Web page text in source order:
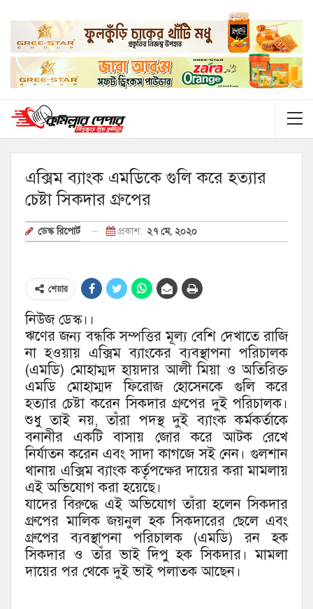
এক্সিম ব্যাংক এমডিকে গুলি করে হত্যার
চেষ্টা সিকদার গ্রুপের
ডেস্ক রিপোর্ট প্রকাশ: ২৭ মে, ২০২০
শেয়ার
নিউজ ডেস্ক।।
ঋণের জন্য বন্ধকি সম্পত্তির মূল্য বেশি দেখাতে রাজি
না হওয়ায় এক্সিম ব্যাংকের ব্যবস্থাপনা পরিচালক
(এমডি) মোহাম্মদ হায়দার আলী মিয়া ও অতিরিক্ত
এমডি মোহাম্মদ ফিরোজ হোসেনকে গুলি করে
হত্যার চেষ্টা করেন সিকদার গ্রুপের দুই পরিচালক।
শুধু তাই নয়, তাঁরা পদস্থ দুই ব্যাংক কর্মকর্তাকে
বনানীর একটি বাসায় জোর করে আটক রেখে
নির্যাতন করেন এবং সাদা কাগজে সই নেন। গুলশান
থানায় এক্সিম ব্যাংক কর্তৃপক্ষের দায়ের করা মামলায়
এই অভিযোগ করা হয়েছে।
যাদের বিরুদ্ধে এই অভিযোগ তাঁরা হলেন সিকদার
গ্রুপের মালিক জয়নুল হক সিকদারের ছেলে এবং
গ্রুপের ব্যবস্থাপনা পরিচালক (এমডি) রন হক
সিকদার ও তাঁর ভাই দিপু হক সিকদার। মামলা
দায়ের পর থেকে দুই ভাই পলাতক আছেন।